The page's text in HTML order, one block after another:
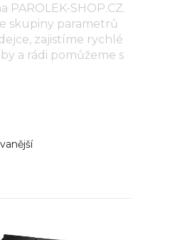
PAROLEK-SHOP.CZ.
skupiny parametrů
zajistíme rychlé
a rádi pomůžeme s